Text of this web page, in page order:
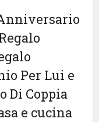
Per Lui e
Di Coppia
e cucina